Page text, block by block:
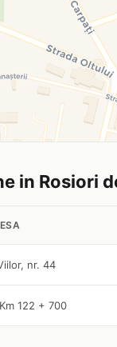
in Rosiori
nr. 44
122 + 700